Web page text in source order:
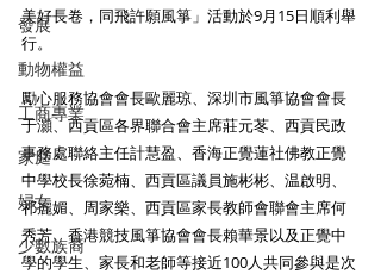
發展
動物權益
工商專業
家庭
婦女
少數族裔
美好長卷，同飛許願風箏」活動於9月15日順利舉
行。
勵心服務協會會長歐麗琼、深圳市風箏協會會長
于灝、西貢區各界聯合會主席莊元苳、西貢民政
事務處聯絡主任計慧盈、香海正覺蓮社佛教正覺
中學校長徐菀楠、西貢區議員施彬彬、温啟明、
祁麗媚、周家樂、西貢區家長教師會聯會主席何
秀芳、香港競技風箏協會會長賴華景以及正覺中
學的學生、家長和老師等接近100人共同參與是次